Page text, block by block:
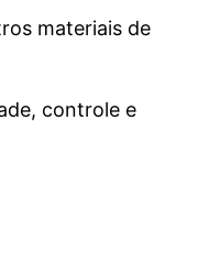
materiais de
controle e